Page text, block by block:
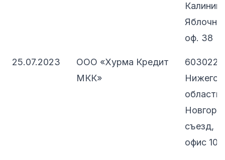
оф. 38
25.07.2023
ООО «Хурма Кредит
МКК»
603022,
съезд,
офис 103